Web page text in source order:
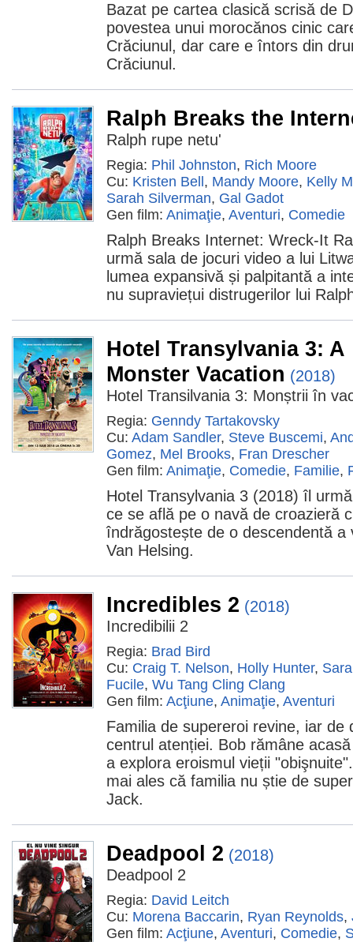
Bazat pe cartea clasică scrisă de
povestea unui morocănos cinic
Crăciunul, dar care e întors din
Crăciunul.
Ralph Breaks the
Ralph rupe netu'
Regia: Phil Johnston, Rich Moore
Cu: Kristen Bell , Mandy Moore, Kelly
Sarah Silverman, Gal Gadot
Gen film: Animaţie, Aventuri, Comedie
Ralph Breaks Internet: Wreck-It
urmă sala de jocuri video a lui
lumea expansivă și palpitantă a
nu supraviețui distrugerilor lui
Hotel Transylvania 3: A
Monster Vacation (2018)
Hotel Transilvania 3: Monștrii în
Regia: Genndy Tartakovsky
Cu: Adam Sandler, Steve Buscemi,
Gomez, Mel Brooks, Fran Drescher
Gen film: Animaţie, Comedie, Familie,
Hotel Transylvania 3 (2018) îl
ce se află pe o navă de croazieră
îndrăgostește de o descendentă a
Van Helsing.
Incredibles 2 (2018)
Incredibilii 2
Regia: Brad Bird
Cu: Craig T. Nelson, Holly Hunter,
Fucile, Wu Tang Cling Clang
Gen film: Acţiune, Animaţie, Aventuri
Familia de supereroi revine, iar de
centrul atenției. Bob rămâne
a explora eroismul vieții
mai ales că familia nu știe de
Jack.
Deadpool 2 (2018)
Deadpool 2
Regia: David Leitch
Cu: Morena Baccarin, Ryan Reynolds,
Gen film: Acţiune, Aventuri, Comedie,